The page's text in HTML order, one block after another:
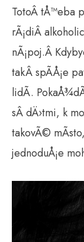
TotoÂ tÅ™eba
rÃ¡diÂ
nÃ¡poj.Â
takÂ spÃ­Å¡e
lidÃ­.
sÂ dÄ›tmi, k
takovÃ©
jednoduÅ¡e